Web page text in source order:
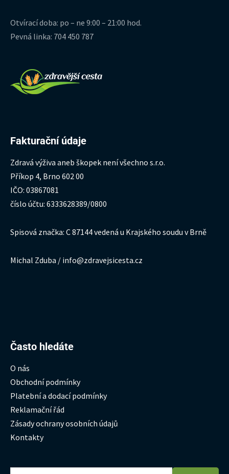
Otvírací doba: po – ne 9:00 – 21:00 hod.
Pevná linka: 704 450 787
Fakturační údaje
Zdravá výživa aneb škopek není všechno s.r.o.
Příkop 4, Brno 602 00
IČO: 03867081
číslo účtu: 6333628389/0800
Spisová značka: C 87144 vedená u Krajského soudu v Brně
Michal Zduba / info@zdravejsicesta.cz
Často hledáte
O nás
Obchodní podmínky
Platební a dodací podmínky
Reklamační řád
Zásady ochrany osobních údajů
Kontakty
Hledat: